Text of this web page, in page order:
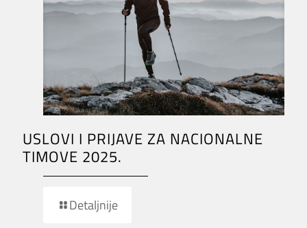
USLOVI I PRIJAVE ZA NACIONALNE
TIMOVE 2025.
Detaljnije